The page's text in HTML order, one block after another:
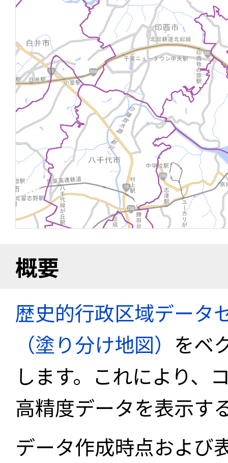
概要
歴史的行政区域データ
（塗り分け地図） をベ
します。これにより、
高精度データを表示す
データ作成時点および